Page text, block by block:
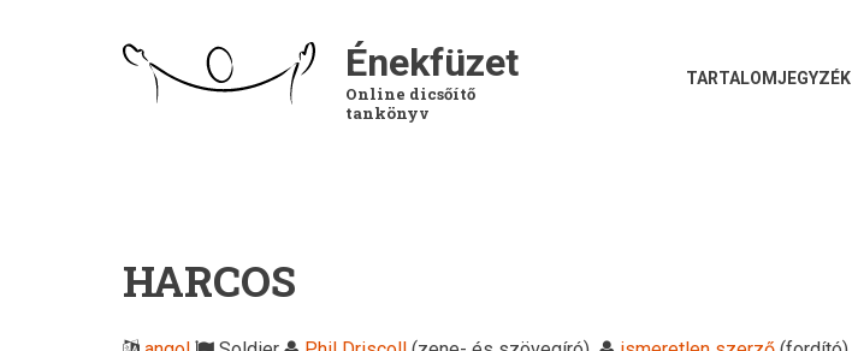
Énekfüzet
Online dicsőítő
tankönyv
TARTALOMJEGYZÉK
HARCOS